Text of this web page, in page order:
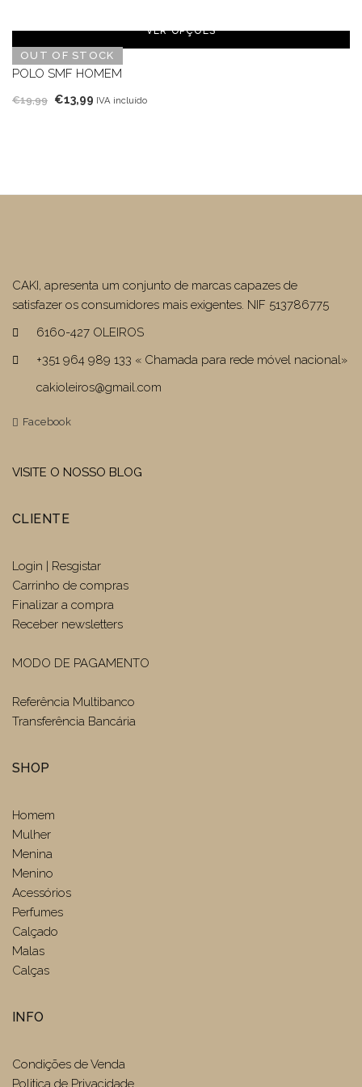
original
era:
€39,99.
atual
é:
€27,99.
OUT OF STOCK
VER OPÇÕES
POLO SMF HOMEM
€19,99 O
€13,99 O
IVA incluído
CAKI, apresenta um conjunto de marcas capazes de
satisfazer os consumidores mais exigentes. NIF 513786775
6160-427 OLEIROS
+351 964 989 133 « Chamada para rede móvel nacional»
cakioleiros@gmail.com
Facebook
VISITE O NOSSO BLOG
CLIENTE
Login | Resgistar
Carrinho de compras
Finalizar a compra
Receber newsletters
MODO DE PAGAMENTO
Referência Multibanco
Transferência Bancária
SHOP
Homem
Mulher
Menina
Menino
Acessórios
Perfumes
Calçado
Malas
Calças
INFO
Condições de Venda
Politica de Privacidade